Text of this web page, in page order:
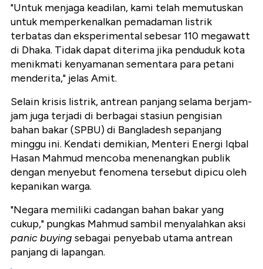
"Untuk menjaga keadilan, kami telah memutuskan
untuk memperkenalkan pemadaman listrik
terbatas dan eksperimental sebesar 110 megawatt
di Dhaka. Tidak dapat diterima jika penduduk kota
menikmati kenyamanan sementara para petani
menderita," jelas Amit.
Selain krisis listrik, antrean panjang selama berjam-
jam juga terjadi di berbagai stasiun pengisian
bahan bakar (SPBU) di Bangladesh sepanjang
minggu ini. Kendati demikian, Menteri Energi Iqbal
Hasan Mahmud mencoba menenangkan publik
dengan menyebut fenomena tersebut dipicu oleh
kepanikan warga.
"Negara memiliki cadangan bahan bakar yang
cukup," pungkas Mahmud sambil menyalahkan aksi
panic buying sebagai penyebab utama antrean
panjang di lapangan.